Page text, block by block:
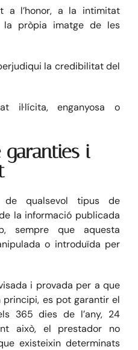
a l’honor, a la intimitat
pròpia imatge de les
la credibilitat del
il·lícita, enganyosa o
garanties i
de qualsevol tipus de
la informació publicada
sempre que aquesta
o introduïda per
i provada per a que
principi, es pot garantir el
365 dies de l’any, 24
això, el prestador no
existeixin determinats